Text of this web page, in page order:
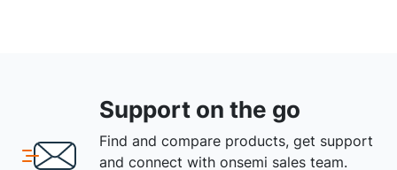
Support on the go
Find and compare products, get support
and connect with onsemi sales team.